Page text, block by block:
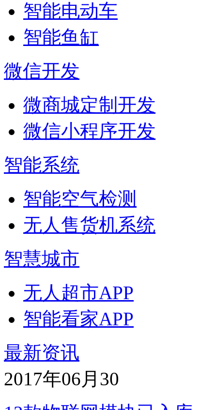
智能电动车
智能鱼缸
微信开发
微商城定制开发
微信小程序开发
智能系统
智能空气检测
无人售货机系统
智慧城市
无人超市APP
智能看家APP
最新资讯
2017年06月 30